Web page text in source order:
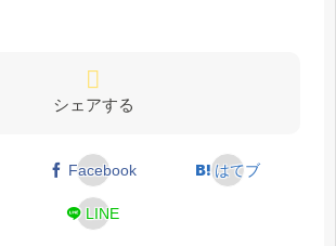
シェアする
Facebook はてブ
LINE